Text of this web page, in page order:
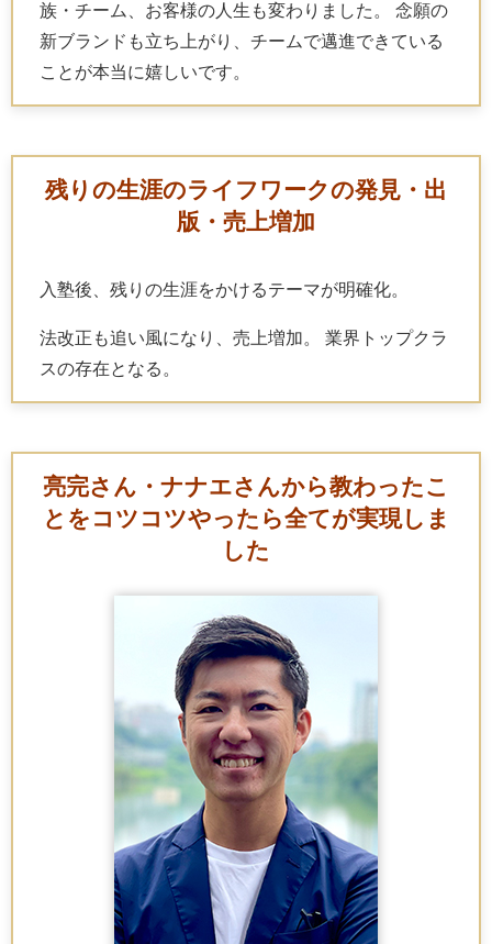
族・チーム、お客様の人生も変わりました。 念願の
新ブランドも立ち上がり、チームで邁進できている
ことが本当に嬉しいです。
残りの生涯のライフワークの発見・出
版・売上増加
入塾後、残りの生涯をかけるテーマが明確化。
法改正も追い風になり、売上増加。 業界トップクラ
スの存在となる。
亮完さん・ナナエさんから教わったこ
とを コツコツやったら全てが実現しま
した